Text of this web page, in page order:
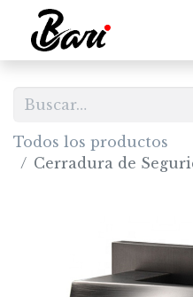
Todos los productos
Cerradura de